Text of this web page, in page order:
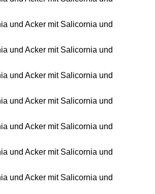
und Acker mit Salicornia und
und Acker mit Salicornia und
und Acker mit Salicornia und
und Acker mit Salicornia und
und Acker mit Salicornia und
und Acker mit Salicornia und
und Acker mit Salicornia und